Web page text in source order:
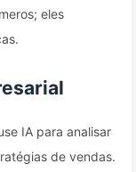
eles
IA para analisar
de vendas.